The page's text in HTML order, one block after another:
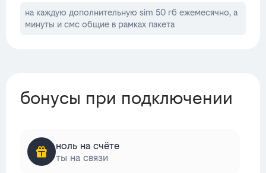
на каждую дополнительную sim 50 гб ежемесячно, а
минуты и смс общие в рамках пакета
бонусы при подключении
ноль на счёте
ты на связи